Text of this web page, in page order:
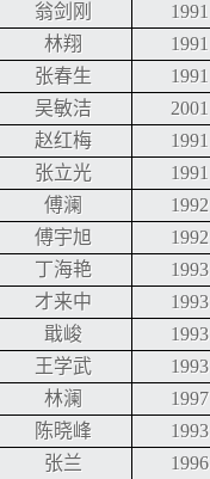
翁剑刚 1991
林翔 1991
张春生 1991
吴敏洁
2001
赵红梅 1991
张立光
1991
傅澜 1992
傅宇旭 1992
丁海艳 1993
才来中 1993
戢峻 1993
王学武 1993
林澜
1997
陈晓峰 1993
张兰
1996